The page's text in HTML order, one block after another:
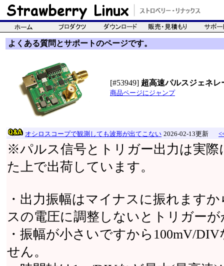
よくある質問とサポートのページです。
[#53949] 超高速パルスジェネレ
商品ページにジャンプ
オシロスコープで観測しても波形が出てこない 2026-02-13更新
※パルス信号とトリガー出力は実
た上で出荷しています。
・出力振幅はマイナスに振れます
スの電圧に調整しないとトリガー
・振幅が小さいですから100mV/
せん。